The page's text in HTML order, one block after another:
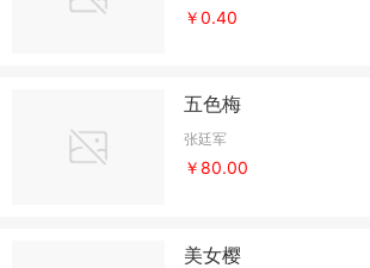
￥0.40
五色梅
张廷军
￥80.00
美女樱